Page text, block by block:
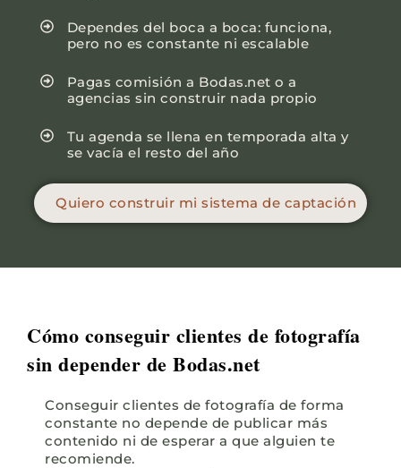
Dependes del boca a boca: funciona,
pero no es constante ni escalable
Pagas comisión a Bodas.net o a
agencias sin construir nada propio
Tu agenda se llena en temporada alta y
se vacía el resto del año
Quiero construir mi sistema de captación
Cómo conseguir clientes de fotografía
sin depender de Bodas.net
Conseguir clientes de fotografía de forma
constante no depende de publicar más
contenido ni de esperar a que alguien te
recomiende.